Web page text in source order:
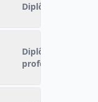
Diplôme (CAPI)
Diplôme
professionnel le